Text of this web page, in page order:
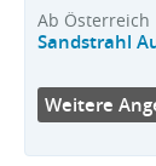
Ab Österreich
Sandstrahl
Weitere